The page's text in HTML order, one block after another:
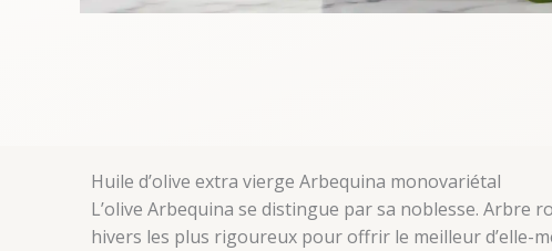
Huile d’olive extra vierge Arbequina monovariétal
L’olive Arbequina se distingue par sa noblesse. Arbre
hivers les plus rigoureux pour offrir le meilleur d’elle-